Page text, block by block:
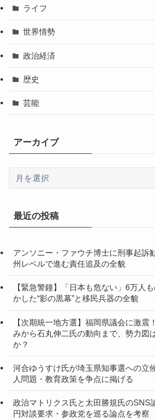
ライフ
世界情勢
政治経済
歴史
芸能
アーカイブ
イ
最近の投稿
アンソニー・ファウチ博士に刑事起訴
州レベルで進む責任追及の全貌
【緊急警鐘】「日本も危ない」6万人
かした“影の黒幕”と移民兵器の全貌
【次期統一地方選】福岡県議会に激震
みから石丸伸二氏の動向まで、勢力図
か？
河合ゆうすけ氏が埼玉県知事選への
人問題・教育政策を争点に掲げる
政治マトリクス氏と太田勝規氏のSNS
円対談要求・参政党を巡る論点を考察